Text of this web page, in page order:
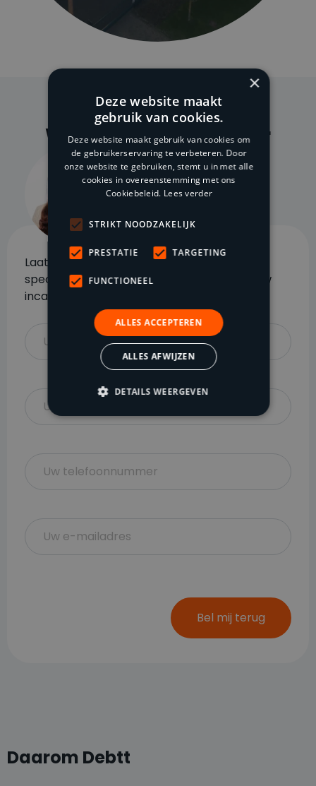
Hulp nodig?
Wij staan voor u klaar
Laat u terugbellen door één van onze
specialisten. Wij helpen u graag verder bij uw
incassovraagstuk.
Bel mij terug
Daarom Debtt
×
Deze website maakt
gebruik van cookies.
Deze website maakt gebruik van cookies om
de gebruikerservaring te verbeteren. Door
onze website te gebruiken, stemt u in met alle
cookies in overeenstemming met ons
Cookiebeleid. Lees verder
STRIKT NOODZAKELIJK
PRESTATIE TARGETING
FUNCTIONEEL
ALLES ACCEPTEREN
ALLES AFWIJZEN
DETAILS WEERGEVEN